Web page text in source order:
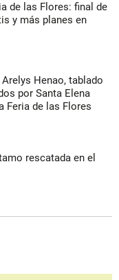
de las Flores: final de
y más planes en
Henao, tablado
por Santa Elena
Feria de las Flores
rescatada en el